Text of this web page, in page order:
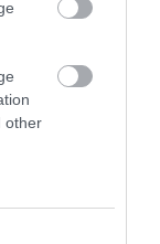
other
aránya,